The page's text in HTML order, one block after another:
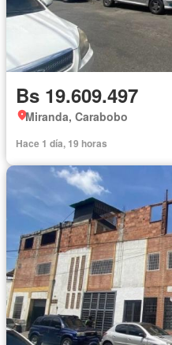
Bs 19.609.497
Miranda, Carabobo
Hace 1 día, 19 horas